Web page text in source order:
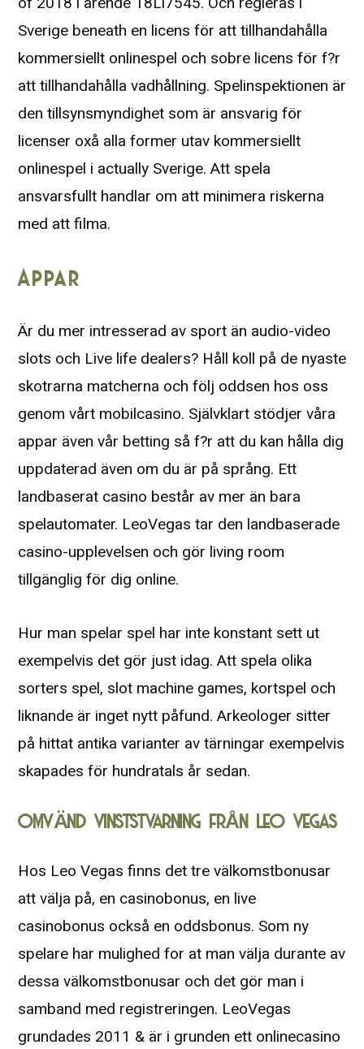
Sverige beneath en licens för att tillhandahålla
kommersiellt onlinespel och sobre licens för f?r
att tillhandahålla vadhållning. Spelinspektionen är
den tillsynsmyndighet som är ansvarig för
licenser oxå alla former utav kommersiellt
onlinespel i actually Sverige. Att spela
ansvarsfullt handlar om att minimera riskerna
med att filma.
Appar
Är du mer intresserad av sport än audio-video
slots och Live life dealers? Håll koll på de nyaste
skotrarna matcherna och följ oddsen hos oss
genom vårt mobilcasino. Självklart stödjer våra
appar även vår betting så f?r att du kan hålla dig
uppdaterad även om du är på språng. Ett
landbaserat casino består av mer än bara
spelautomater. LeoVegas tar den landbaserade
casino-upplevelsen och gör living room
tillgänglig för dig online.
Hur man spelar spel har inte konstant sett ut
exempelvis det gör just idag. Att spela olika
sorters spel, slot machine games, kortspel och
liknande är inget nytt påfund. Arkeologer sitter
på hittat antika varianter av tärningar exempelvis
skapades för hundratals år sedan.
OMVÄND VINSTSTVARNING FRÅN LEO VEGAS
Hos Leo Vegas finns det tre välkomstbonusar
att välja på, en casinobonus, en live
casinobonus också en oddsbonus. Som ny
spelare har mulighed for at man välja durante av
dessa välkomstbonusar och det gör man i
samband med registreringen. LeoVegas
grundades 2011 & är i grunden ett onlinecasino